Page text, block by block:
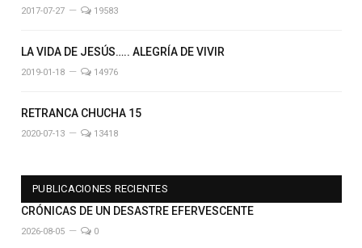
2017-07-27 19583
LA VIDA DE JESÚS….. ALEGRÍA DE VIVIR
2019-01-18 14976
RETRANCA CHUCHA 15
2020-07-13 13418
PUBLICACIONES RECIENTES
CRÓNICAS DE UN DESASTRE EFERVESCENTE
2026-08-05 0